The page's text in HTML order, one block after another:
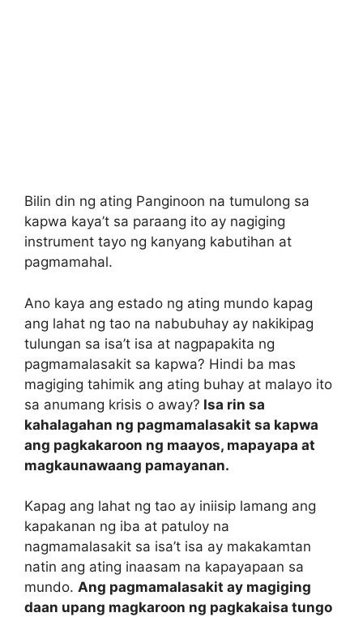
Bilin din ng ating Panginoon na tumulong sa
kapwa kaya’t sa paraang ito ay nagiging
instrument tayo ng kanyang kabutihan at
pagmamahal.
Ano kaya ang estado ng ating mundo kapag
ang lahat ng tao na nabubuhay ay nakikipag
tulungan sa isa’t isa at nagpapakita ng
pagmamalasakit sa kapwa? Hindi ba mas
magiging tahimik ang ating buhay at malayo ito
sa anumang krisis o away? Isa rin sa
kahalagahan ng pagmamalasakit sa kapwa
ang pagkakaroon ng maayos, mapayapa at
magkaunawaang pamayanan.
Kapag ang lahat ng tao ay iniisip lamang ang
kapakanan ng iba at patuloy na
nagmamalasakit sa isa’t isa ay makakamtan
natin ang ating inaasam na kapayapaan sa
mundo. Ang pagmamalasakit ay magiging
daan upang magkaroon ng pagkakaisa tungo